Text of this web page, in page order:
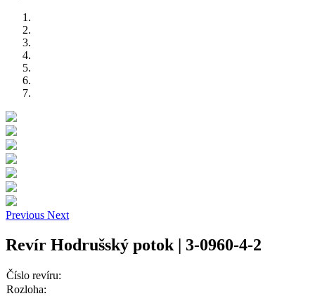
Previous Next
Revír Hodrušský potok | 3-0960-4-2
Číslo revíru:
Rozloha: